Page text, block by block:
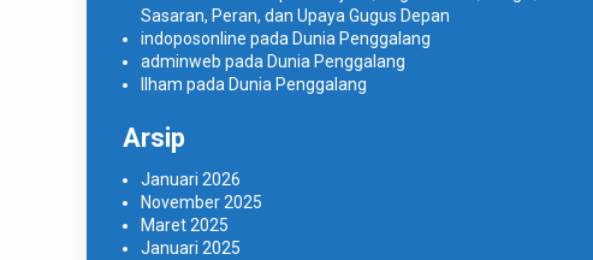
Sasaran, Peran, dan Upaya Gugus Depan
indoposonline pada Dunia Penggalang
adminweb pada Dunia Penggalang
Ilham pada Dunia Penggalang
Arsip
Januari 2026
November 2025
Maret 2025
Januari 2025